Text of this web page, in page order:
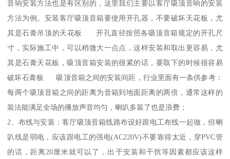
音响安装方法也是有区别的，这里我们主要以客厅吸顶音响的安装
方法为例。安装客厅吸顶音箱要使用开孔器，不要破坏天花板，尤
其是石膏吊顶的天花板 开孔直径按照各吸顶音箱规定的开孔尺
寸，实际施工中，可以稍微大一点点，这样安装和取出更容易，尤
其是石膏天花板，吸顶音箱安装的很紧的话，要取下的时候很容易
破坏石膏板 吸顶音箱之间的安装间距，行业里面有一条供参考：
每两个吸顶音箱之间的距离为音箱到地面距离的两倍，通常这样的
装法能满足全场的播放声音均匀，喇叭多装了也是浪费；
2、布线与安装：客厅吸顶音箱线路布设好跟电工布线一起做，但喇
叭线是弱电，应该跟电工的强电(AC220V)不要靠得太近，穿PVC管
的话，距离20厘米就可以了，出于安装和干扰等因素都应该这样